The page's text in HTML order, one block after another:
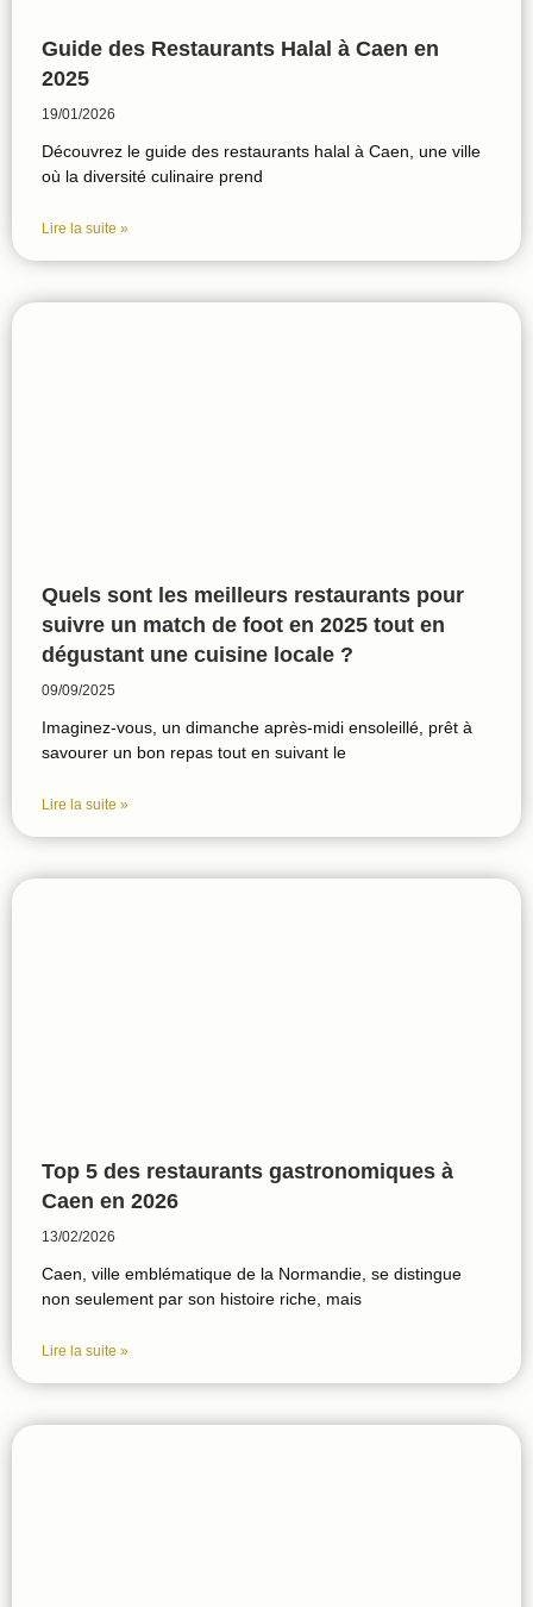
Guide des Restaurants Halal à Caen en
2025
19/01/2026
Découvrez le guide des restaurants halal à Caen, une ville
où la diversité culinaire prend
Lire la suite »
Quels sont les meilleurs restaurants pour
suivre un match de foot en 2025 tout en
dégustant une cuisine locale ?
09/09/2025
Imaginez-vous, un dimanche après-midi ensoleillé, prêt à
savourer un bon repas tout en suivant le
Lire la suite »
Top 5 des restaurants gastronomiques à
Caen en 2026
13/02/2026
Caen, ville emblématique de la Normandie, se distingue
non seulement par son histoire riche, mais
Lire la suite »